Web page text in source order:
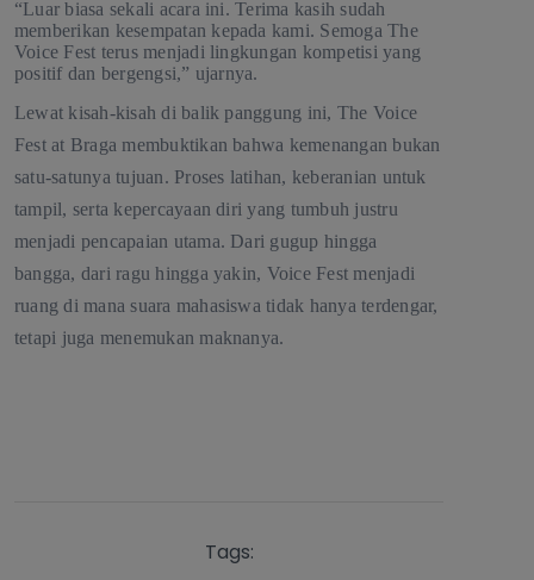
“Luar biasa sekali acara ini. Terima kasih sudah
memberikan kesempatan kepada kami. Semoga The
Voice Fest terus menjadi lingkungan kompetisi yang
positif dan bergengsi,” ujarnya.
Lewat kisah-kisah di balik panggung ini, The Voice
Fest at Braga membuktikan bahwa kemenangan bukan
satu-satunya tujuan. Proses latihan, keberanian untuk
tampil, serta kepercayaan diri yang tumbuh justru
menjadi pencapaian utama. Dari gugup hingga
bangga, dari ragu hingga yakin, Voice Fest menjadi
ruang di mana suara mahasiswa tidak hanya terdengar,
tetapi juga menemukan maknanya.
Tags: